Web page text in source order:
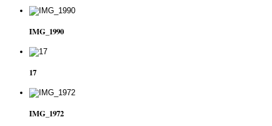
IMG_1990
17
IMG_1972